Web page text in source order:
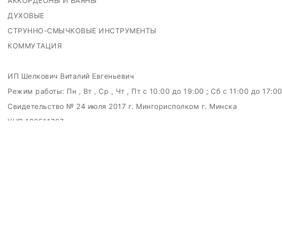
ДУХОВЫЕ
СТРУННО-СМЫЧКОВЫЕ ИНСТРУМЕНТЫ
КОММУТАЦИЯ
ИП Шелкович Виталий Евгеньевич
Режим работы: Пн , Вт , Ср , Чт , Пт c 10:00 до 19:00 ; Сб c 11:00 до 17:00
Свидетельство № 24 июля 2017 г. Мингорисполком г. Минска
УНП 192511707